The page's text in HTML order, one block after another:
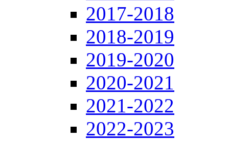
2017-2018
2018-2019
2019-2020
2020-2021
2021-2022
2022-2023